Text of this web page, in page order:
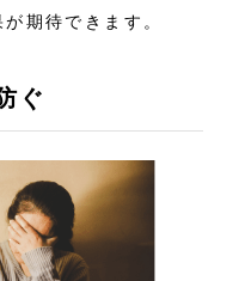
期待できます。
ぐ